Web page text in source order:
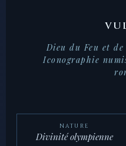
Dieu du Feu et de
Iconographie
NATURE
Divinité olympienne